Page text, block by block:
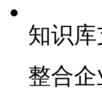
知识
整合企